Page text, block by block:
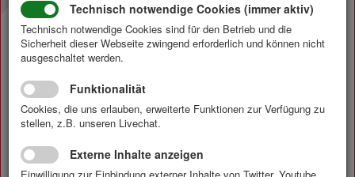
IVAM lädt ein zum gemeinsamen onlineMid-Week Coffee
Break am 17. Januar 2024 von 09:00 Uhr bis 10:00 Uhr
via Zoom-Meeting.
Der kommende Gastgeber ist die
GmbHmit Steffen Hovestadt (Assistent der
Geschäftsführung). Herr Hovestadt hält einen Vortrag zu
dem Thema:" Integrated Microfluidic System for the
analysis of multiparametric cell-cell interaction
Die Teilnahme ist kostenfrei und exklusiv für IVAM Mitglieder.
Technisch notwendige Cookies (immer aktiv)
Technisch notwendige Cookies sind für den Betrieb und die
Sicherheit dieser Webseite zwingend erforderlich und können nicht
ausgeschaltet werden.
Funktionalität
Cookies, die uns erlauben, erweiterte Funktionen zur Verfügung zu
stellen, z.B. unseren Livechat.
Externe Inhalte anzeigen